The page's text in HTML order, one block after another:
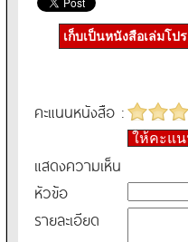
เก็บเป็นหนังสือเล่มโป
คะแนนหนังสือ :
ให้คะแ
แสดงความเห็น
หัวข้อ
รายละเอียด